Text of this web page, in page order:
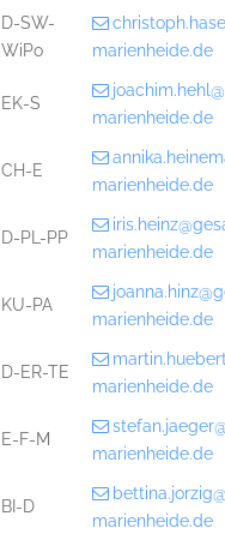
D-SW-
WiPo
marienheide.de
EK-S
marienheide.de
CH-E
marienheide.de
D-PL-PP
marienheide.de
KU-PA
marienheide.de
D-ER-TE
marienheide.de
E-F-M
marienheide.de
BI-D
marienheide.de